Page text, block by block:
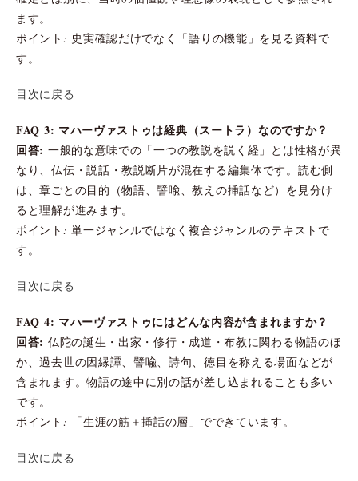
ます。
ポイント: 史実確認だけでなく「語りの機能」を見る資料で
す。
目次に戻る
FAQ 3: マハーヴァストゥは経典（スートラ）なのですか？
回答: 一般的な意味での「一つの教説を説く経」とは性格が異
なり、仏伝・説話・教説断片が混在する編集体です。読む側
は、章ごとの目的（物語、譬喩、教えの挿話など）を見分け
ると理解が進みます。
ポイント: 単一ジャンルではなく複合ジャンルのテキストで
す。
目次に戻る
FAQ 4: マハーヴァストゥにはどんな内容が含まれますか？
回答: 仏陀の誕生・出家・修行・成道・布教に関わる物語のほ
か、過去世の因縁譚、譬喩、詩句、徳目を称える場面などが
含まれます。物語の途中に別の話が差し込まれることも多い
です。
ポイント: 「生涯の筋＋挿話の層」でできています。
目次に戻る